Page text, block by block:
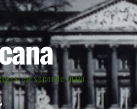
en seconde main